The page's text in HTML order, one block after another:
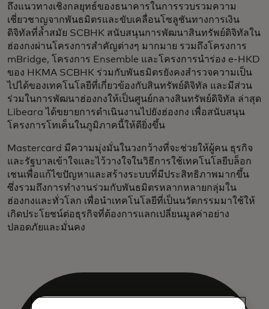
ถึงแนวทางเชิงกลยุทธ์ของธนาคารในการรวบรวมความ
เชี่ยวชาญจากพันธมิตรและขับเคลื่อนโซลูชันทางการเงิน
ดิจิทัลที่ล้ำสมัย SCBHK สนับสนุนการพัฒนาสินทรัพย์ดิจิทัลใน
ฮ่องกงผ่านโครงการสำคัญต่างๆ มากมาย รวมถึงโครงการ
mBridge, โครงการ Ensemble และโครงการนำร่อง e-HKD
ของ HKMA SCBHK ร่วมกับพันธมิตรยังคงสำรวจความเป็น
ไปได้ของเทคโนโลยีที่เกี่ยวข้องกับสินทรัพย์ดิจิทัล และมีส่วน
ร่วมในการพัฒนาฮ่องกงให้เป็นศูนย์กลางสินทรัพย์ดิจิทัล ล่าสุด
Libeara ได้ขยายการดำเนินงานไปยังฮ่องกง เพื่อสนับสนุน
โครงการโทเค็นในภูมิภาคนี้ให้ดียิ่งขึ้น
Mastercard มีความมุ่งมั่นในวงกว้างที่จะช่วยให้ผู้คน ธุรกิจ
และรัฐบาลเข้าใจและไว้วางใจในวิธีการใช้เทคโนโลยีบล็อก
เชนเพื่อแก้ไขปัญหาและสร้างระบบที่มีประสิทธิภาพมากขึ้น
ซึ่งรวมถึงการทำงานร่วมกับพันธมิตรหลากหลายกลุ่มใน
ฮ่องกงและทั่วโลก เพื่อนำเทคโนโลยีที่เป็นนวัตกรรมมาใช้ให้
เกิดประโยชน์ต่อธุรกิจที่ต้องการแลกเปลี่ยนมูลค่าอย่าง
ปลอดภัยและมั่นคง